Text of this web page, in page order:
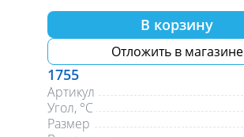
В корзину
Отложить в магазине
1755
Артикул
Угол, °С
Размер